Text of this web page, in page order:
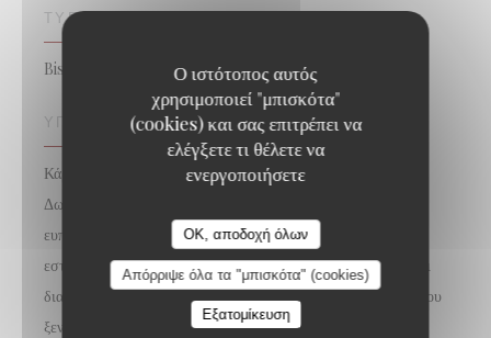
Ο ιστότοπος αυτός
χρησιμοποιεί "μπισκότα"
(cookies) και σας επιτρέπει να
ελέγξετε τι θέλετε να
ενεργοποιήσετε
OK, αποδοχή όλων
Απόρριψε όλα τα "μπισκότα" (cookies)
Εξατομίκευση
ΤΎΠΟΣ ΕΠΙΧΕΊΡΗΣΗΣ
Bistrot, Βρυξέλλες Brasserie
ΥΠΗΡΕΣΊΕΣ
Κάρτα για φαγητό για να πάρει μακριά, Καλυμμένη βεράντα,
Δωρεάν ασύρματη σύνδεση στο διαδίκτυο, Τα σκυλιά είναι
ευπρόσδεκτα, Κλιματιζόμενο δωμάτιο, ιδιωτικοποίηση του
εστιατορίου, Το εστιατόριο έκλεισε τις Κυριακές, αλλά είναι
διαθέσιμο για ιδιωτικές εκδηλώσεις, Εστιατόριο στο χώρο του
ξενοδοχείου ή απογείωση